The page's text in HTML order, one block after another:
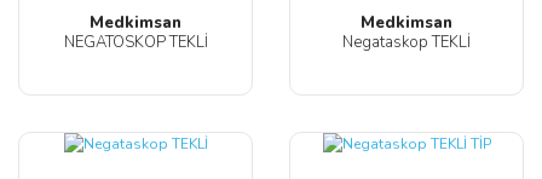
Medkimsan
NEGATOSKOP TEKLİ
Medkimsan
Negataskop TEKLİ